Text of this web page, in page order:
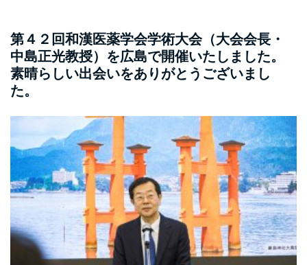
第４２回和漢医薬学会学術大会（大会会長・
中島正光教授）を広島で開催いたしました。
素晴らしい出会いをありがとうございまし
た。